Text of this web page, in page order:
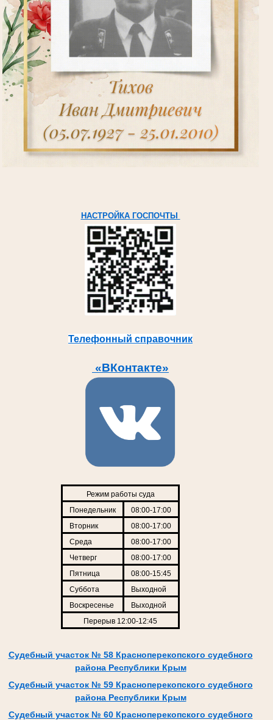
НАСТРОЙКА ГОСПОЧТЫ
Телефонный справочник
«ВКонтакте»
Режим работы суда
Понедельник
08:00-17:00
Вторник
08:00-17:00
Среда
08:00-17:00
Четверг
08:00-17:00
Пятница
08:00-15:45
Суббота
Выходной
Воскресенье
Выходной
Перерыв 12:00-12:45
Судебный участок № 58 Красноперекопского судебного
района Республики Крым
Судебный участок № 59 Красноперекопского судебного
района Республики Крым
Судебный участок № 60 Красноперекопского судебного